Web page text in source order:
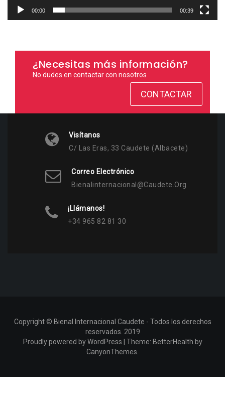
00:00 00:39
¿Necesitas más información?
No dudes en contactar con nosotros
CONTACTAR
Visítanos
C/ Las Eras, 33 Caudete (Albacete)
Correo Electrónico
Bienalinternacional@caudete.org
¡Llámanos!
+34 965 82 81 30
Copyright © Bienal Internacional Caudete - Todos los derechos
reservados. 2019
Proudly powered by WordPress
Theme: BetterHealth by
CanyonThemes.